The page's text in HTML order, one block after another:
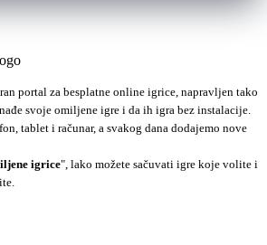
portal za besplatne online igrice, napravljen tako
svoje omiljene igre i da ih igra bez instalacije.
tablet i računar, a svakog dana dodajemo nove
igrice", lako možete sačuvati igre koje volite i